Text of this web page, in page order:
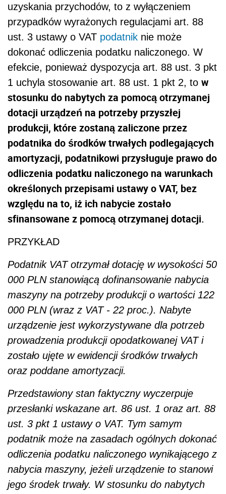
uzyskania przychodów, to z wyłączeniem
przypadków wyrażonych regulacjami art. 88
ust. 3 ustawy o VAT podatnik nie może
dokonać odliczenia podatku naliczonego. W
efekcie, ponieważ dyspozycja art. 88 ust. 3 pkt
1 uchyla stosowanie art. 88 ust. 1 pkt 2, to w
stosunku do nabytych za pomocą otrzymanej
dotacji urządzeń na potrzeby przyszłej
produkcji, które zostaną zaliczone przez
podatnika do środków trwałych podlegających
amortyzacji, podatnikowi przysługuje prawo do
odliczenia podatku naliczonego na warunkach
określonych przepisami ustawy o VAT, bez
względu na to, iż ich nabycie zostało
sfinansowane z pomocą otrzymanej dotacji.
PRZYKŁAD
Podatnik VAT otrzymał dotację w wysokości 50
000 PLN stanowiącą dofinansowanie nabycia
maszyny na potrzeby produkcji o wartości 122
000 PLN (wraz z VAT - 22 proc.). Nabyte
urządzenie jest wykorzystywane dla potrzeb
prowadzenia produkcji opodatkowanej VAT i
zostało ujęte w ewidencji środków trwałych
oraz poddane amortyzacji.
Przedstawiony stan faktyczny wyczerpuje
przesłanki wskazane art. 86 ust. 1 oraz art. 88
ust. 3 pkt 1 ustawy o VAT. Tym samym
podatnik może na zasadach ogólnych dokonać
odliczenia podatku naliczonego wynikającego z
nabycia maszyny, jeżeli urządzenie to stanowi
jego środek trwały. W stosunku do nabytych